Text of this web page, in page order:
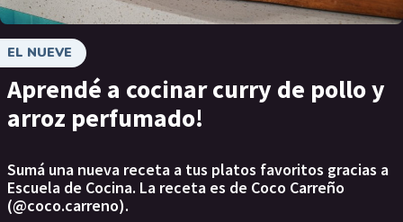
EL NUEVE
Aprendé a cocinar curry de pollo y
arroz perfumado!
Sumá una nueva receta a tus platos favoritos gracias a
Escuela de Cocina. La receta es de Coco Carreño
(@coco.carreno).